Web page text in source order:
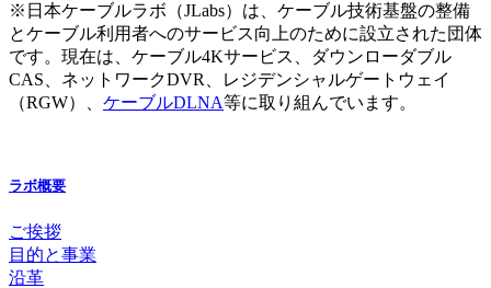
※日本ケーブルラボ（JLabs）は、ケーブル技術基盤の整備
とケーブル利用者へのサービス向上のために設立された団体
です。現在は、ケーブル4Kサービス、ダウンローダブル
CAS、ネットワークDVR、レジデンシャルゲートウェイ
（RGW）、 ケーブルDLNA等に取り組んでいます。
ラボ概要
ご挨拶
目的と事業
沿革